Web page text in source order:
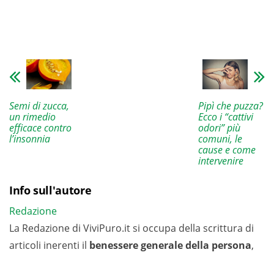
Semi di zucca,
un rimedio
efficace contro
l’insonnia
Pipì che puzza?
Ecco i “cattivi
odori” più
comuni, le
cause e come
intervenire
Info sull'autore
Redazione
La Redazione di ViviPuro.it si occupa della scrittura di
articoli inerenti il benessere generale della persona,